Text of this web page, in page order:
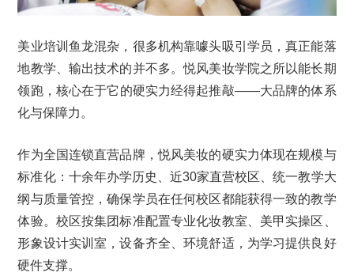
美业培训鱼龙混杂，很多机构靠噱头吸引学员，真正能落
地教学、输出技术的并不多。悦风美妆学院之所以能长期
领跑，核心在于它的硬实力经得起推敲——大品牌的体系
化与保障力。
作为全国连锁直营品牌，悦风美妆的硬实力体现在规模与
标准化：十余年办学历史、近30家直营校区、统一教学大
纲与质量管控，确保学员在任何校区都能获得一致的教学
体验。校区按集团标准配置专业化妆教室、美甲实操区、
形象设计实训室，设备齐全、环境舒适，为学习提供良好
硬件支撑。